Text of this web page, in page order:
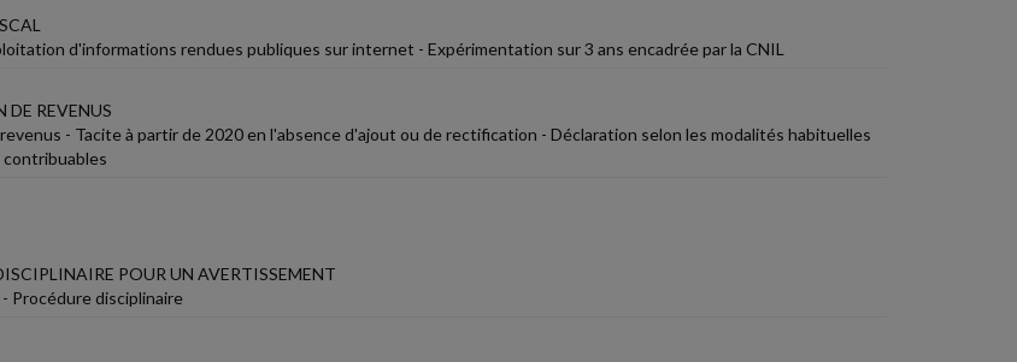
d'informations rendues publiques sur internet - Expérimentation sur 3 ans encadrée par la CNIL
DE REVENUS
- Tacite à partir de 2020 en l'absence d'ajout ou de rectification - Déclaration selon les modalités habituelles
POUR UN AVERTISSEMENT
Procédure disciplinaire